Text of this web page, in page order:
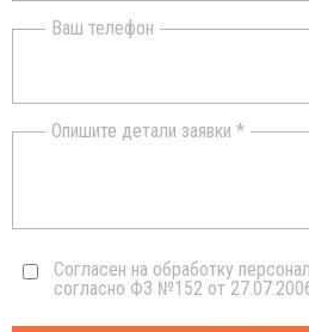
Ваш телефон
Опишите детали заявки *
Согласен на обработку
согласно ФЗ №152 от